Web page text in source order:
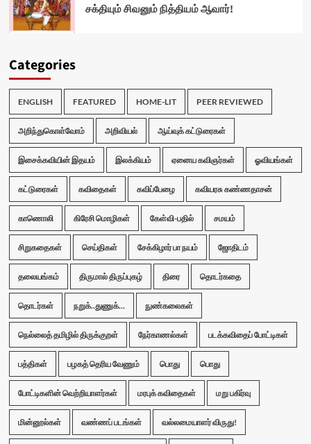
சக்தியும் சிவனும் நித்தியம் ஆவார்!
Categories
ENGLISH FEATURED HOME-LIT PEER REVIEWED
அறிந்துகொள்வோம் அறிவியல் ஆய்வுக் கட்டுரைகள்
இசைக்கவியின் இதயம் இலக்கியம் ஏனைய கவிஞர்கள் ஓவியங்கள்
கட்டுரைகள் கவிதைகள் கவிப்பேழை கவியரசு கண்ணதாசன்
காணொலி கிரேசி மொழிகள் கேள்வி-பதில் சமயம்
சிறுகதைகள் செய்திகள் சேக்கிழார் பா நயம் ஜோதிடம்
தலையங்கம் திருமால் திருப்புகழ் திரை தொடர்கதை
தொடர்கள் நறுக்..துணுக்... நுண்கலைகள்
நெல்லைத் தமிழில் திருக்குறள் நேர்காணல்கள் படக்கவிதைப் போட்டிகள்
பத்திகள் பழகத் தெரிய வேணும் பொது பொது
போட்டிகளின் வெற்றியாளர்கள் மரபுக் கவிதைகள் மறு பகிர்வு
மின்னூல்கள் வண்ணப் படங்கள் வல்லமையாளர் விருது!